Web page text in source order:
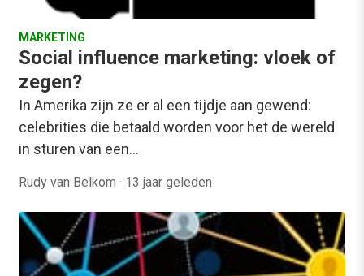
MARKETING
Social influence marketing: vloek of
zegen?
In Amerika zijn ze er al een tijdje aan gewend:
celebrities die betaald worden voor het de wereld
in sturen van een…
Rudy van Belkom · 13 jaar geleden